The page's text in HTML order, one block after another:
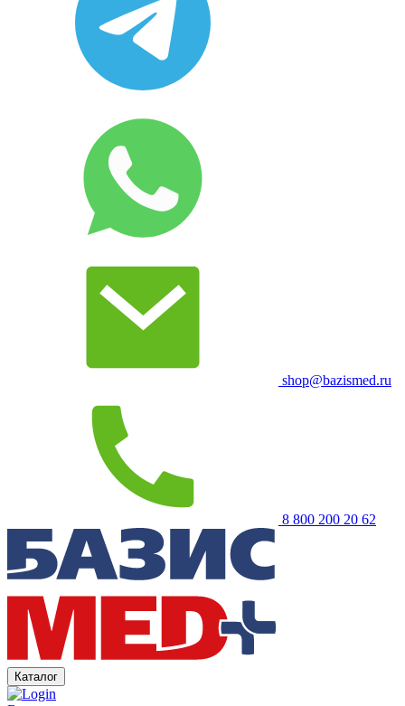
shop@bazismed.ru
8 800 200 20 62
Каталог